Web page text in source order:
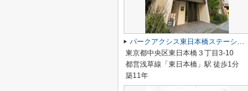
パークアクシス東日本橋ステーションゲート
東京都中央区東日本橋３丁目3-10
都営浅草線「東日本橋」駅 徒歩1分
築11年